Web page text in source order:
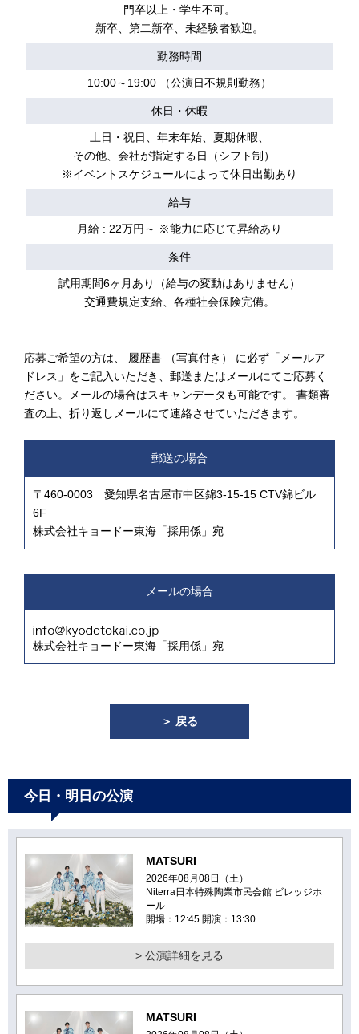
門卒以上・学生不可。
新卒、第二新卒、未経験者歓迎。
勤務時間
10:00～19:00 （公演日不規則勤務）
休日・休暇
土日・祝日、年末年始、夏期休暇、
その他、会社が指定する日（シフト制）
※イベントスケジュールによって休日出勤あり
給与
月給 : 22万円～ ※能力に応じて昇給あり
条件
試用期間6ヶ月あり（給与の変動はありません）
交通費規定支給、各種社会保険完備。
応募ご希望の方は、 履歴書 （写真付き） に必ず「メールア
ドレス」をご記入いただき、郵送またはメールにてご応募く
ださい。メールの場合はスキャンデータも可能です。 書類審
査の上、折り返しメールにて連絡させていただきます。
郵送の場合
〒460-0003 愛知県名古屋市中区錦3-15-15 CTV錦ビル
6F
株式会社キョードー東海「採用係」宛
メールの場合
株式会社キョードー東海「採用係」宛
＞ 戻る
今日・明日の公演
MATSURI
2026年08月08日（土）
Niterra日本特殊陶業市民会館 ビレッジホ
ール
開場：12:45 開演：13:30
> 公演詳細を見る
MATSURI